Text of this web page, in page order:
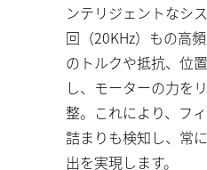
ンテリジェントなシ
回（20KHz）もの高
のトルクや抵抗、位
し、モーターの力を
整。これにより、フ
詰まりも検知し、常
出を実現します。